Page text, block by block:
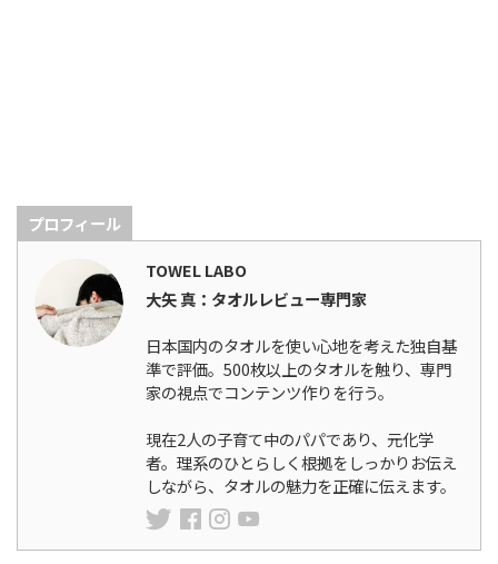
プロフィール
TOWEL LABO
大矢 真：タオルレビュー専門家
日本国内のタオルを使い心地を考えた独自基
準で評価。500枚以上のタオルを触り、専門
家の視点でコンテンツ作りを行う。
現在2人の子育て中のパパであり、元化学
者。理系のひとらしく根拠をしっかりお伝え
しながら、タオルの魅力を正確に伝えます。